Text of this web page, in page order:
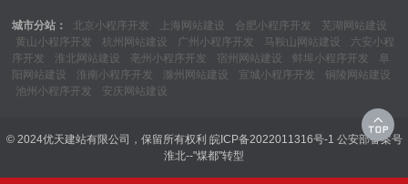
城市分站： 北京小程序开发 上海网站建设 合肥小程序开发
芜湖网站建设
黄山小程序开发
杭州网站建设 广州小程序开发 马鞍山网站建设
六安小程
序开发
淮北网站建设 亳州小程序开发 宿州网站建设 蚌埠小程序开发
阜
阳网站建设
淮南小程序开发 滁州网站建设 宣城小程序开发
铜陵网站建设
池州小程序开发
安庆网站建设
© 2024优天建站有限公司，保留所有权利 皖ICP备2022011316号-1 公安部备案号
淮北--"煤都"转型